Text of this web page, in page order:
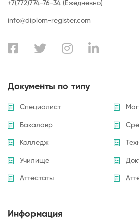
+7(772)774-76-34 (Ежедневно)
info@diplom-register.com
Документы по типу
Специалист
Бакалавр
Колледж
Училище
Аттестаты
Информация